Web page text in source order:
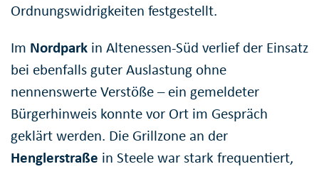
Ordnungswidrigkeiten festgestellt.
Im Nordpark in Altenessen-Süd verlief der Einsatz
bei ebenfalls guter Auslastung ohne
nennenswerte Verstöße – ein gemeldeter
Bürgerhinweis konnte vor Ort im Gespräch
geklärt werden. Die Grillzone an der
Henglerstraße in Steele war stark frequentiert,